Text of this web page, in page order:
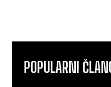
POPULARNI